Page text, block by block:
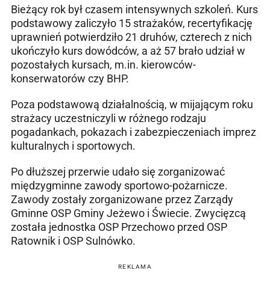
Bieżący rok był czasem intensywnych szkoleń. Kurs
podstawowy zaliczyło 15 strażaków, recertyfikację
uprawnień potwierdziło 21 druhów, czterech z nich
ukończyło kurs dowódców, a aż 57 brało udział w
pozostałych kursach, m.in. kierowców-
konserwatorów czy BHP.
Poza podstawową działalnością, w mijającym roku
strażacy uczestniczyli w różnego rodzaju
pogadankach, pokazach i zabezpieczeniach imprez
kulturalnych i sportowych.
Po dłuższej przerwie udało się zorganizować
międzygminne zawody sportowo-pożarnicze.
Zawody zostały zorganizowane przez Zarządy
Gminne OSP Gminy Jeżewo i Świecie. Zwycięzcą
została jednostka OSP Przechowo przed OSP
Ratownik i OSP Sulnówko.
REKLAMA